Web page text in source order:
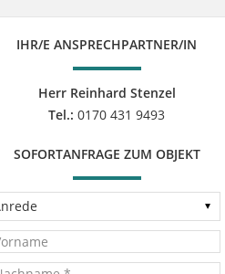
IHR/E ANSPRECHPARTNER/IN
Herr Reinhard Stenzel
Tel.: 0170 431 9493
SOFORTANFRAGE ZUM OBJEKT